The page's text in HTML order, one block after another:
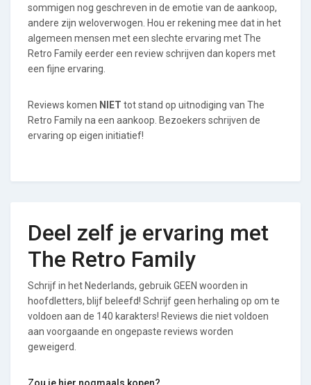
sommigen nog geschreven in de emotie van de aankoop,
andere zijn weloverwogen. Hou er rekening mee dat in het
algemeen mensen met een slechte ervaring met The
Retro Family eerder een review schrijven dan kopers met
een fijne ervaring.
Reviews komen NIET tot stand op uitnodiging van The
Retro Family na een aankoop. Bezoekers schrijven de
ervaring op eigen initiatief!
Deel zelf je ervaring met
The Retro Family
Schrijf in het Nederlands, gebruik GEEN woorden in
hoofdletters, blijf beleefd! Schrijf geen herhaling op om te
voldoen aan de 140 karakters! Reviews die niet voldoen
aan voorgaande en ongepaste reviews worden
geweigerd.